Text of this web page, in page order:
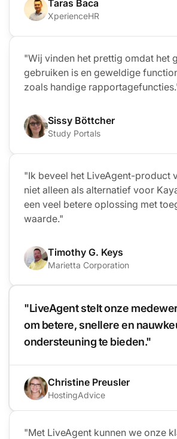
Taras Baca
XperienceHR
"Wij vinden het prettig omdat het
gebruiken is en geweldige
zoals handige
Sissy Böttcher
Study Portals
"Ik beveel het LiveAgent-product
niet alleen als alternatief voor
een veel betere oplossing met
waarde."
Timothy G. Keys
Marietta Corporation
"LiveAgent stelt onze
om betere, snellere en
ondersteuning te bieden."
Christine Preusler
HostingAdvice
"Met LiveAgent kunnen we onze